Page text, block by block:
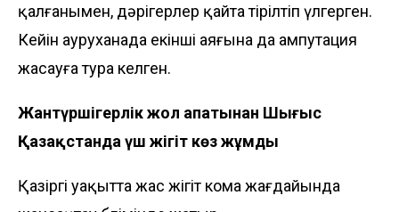
қалғанымен, дәрігерлер қайта тірілтіп үлгерген.
Кейін ауруханада екінші аяғына да ампутация
жасауға тура келген.
Жантүршігерлік жол апатынан Шығыс
Қазақстанда үш жігіт көз жұмды
Қазіргі уақытта жас жігіт кома жағдайында